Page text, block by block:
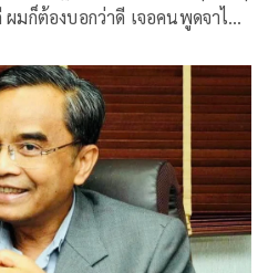
มก็ต้องบอกว่าดี​ เจอคนพูดจาไม่ดี​